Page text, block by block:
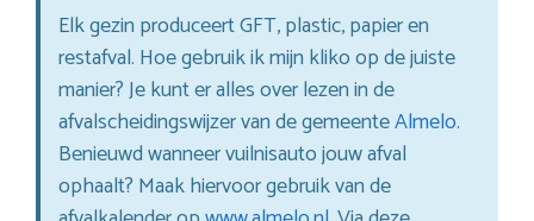
Elk gezin produceert GFT, plastic, papier en
restafval. Hoe gebruik ik mijn kliko op de juiste
manier? Je kunt er alles over lezen in de
afvalscheidingswijzer van de gemeenteAlmelo.
Benieuwd wanneer vuilnisauto jouw afval
ophaalt? Maak hiervoor gebruik van de